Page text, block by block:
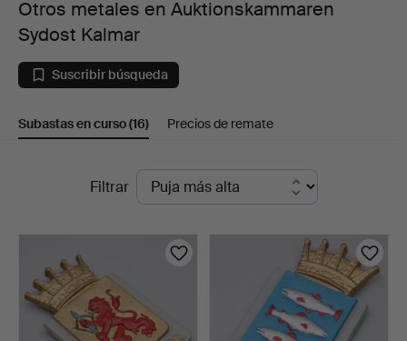
metales
en
Auktionskammaren
Kalmar
Otros metales en Auktionskammaren
Sydost Kalmar
Suscribir búsqueda
Subastas en curso(16) Precios de remate
SubastasFiltrar